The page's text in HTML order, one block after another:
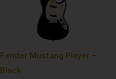
Fender Mustang Player –
Black